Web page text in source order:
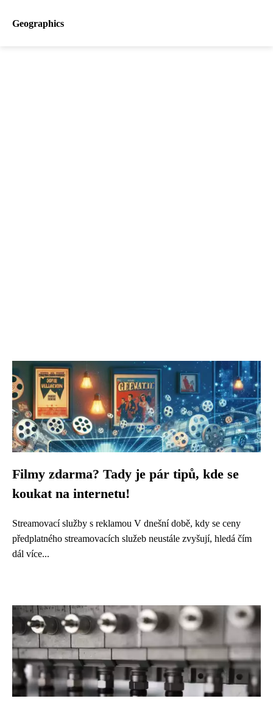
Geographics
Filmy zdarma? Tady je pár tipů, kde se
koukat na internetu!
Streamovací služby s reklamou V dnešní době, kdy se ceny
předplatného streamovacích služeb neustále zvyšují, hledá čím
dál více...